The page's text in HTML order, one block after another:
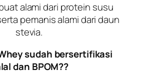
alami dari protein susu
pemanis alami dari daun
stevia.
sudah bersertifikasi
dan BPOM??